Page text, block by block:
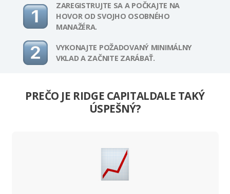
ZAREGISTRUJTE SA A POČKAJTE NA
HOVOR OD SVOJHO OSOBNÉHO
MANAŽÉRA.
VYKONAJTE POŽADOVANÝ MINIMÁLNY
VKLAD A ZAČNITE ZARÁBAŤ.
PREČO JE RIDGE CAPITALDALE TAKÝ
ÚSPEŠNÝ?